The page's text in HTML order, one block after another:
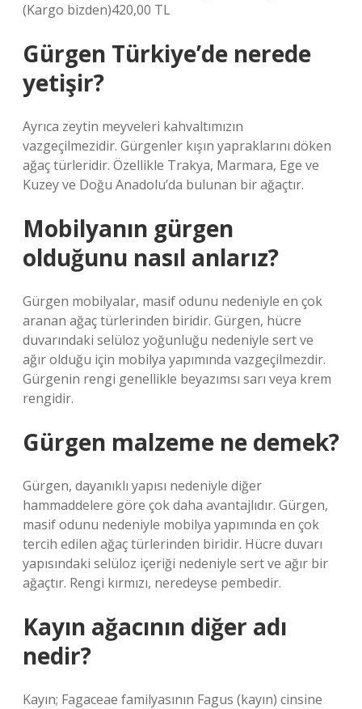
(Kargo bizden)420,00 TL
Gürgen Türkiye’de nerede
yetişir?
Ayrıca zeytin meyveleri kahvaltımızın
vazgeçilmezidir. Gürgenler kışın yapraklarını döken
ağaç türleridir. Özellikle Trakya, Marmara, Ege ve
Kuzey ve Doğu Anadolu’da bulunan bir ağaçtır.
Mobilyanın gürgen
olduğunu nasıl anlarız?
Gürgen mobilyalar, masif odunu nedeniyle en çok
aranan ağaç türlerinden biridir. Gürgen, hücre
duvarındaki selüloz yoğunluğu nedeniyle sert ve
ağır olduğu için mobilya yapımında vazgeçilmezdir.
Gürgenin rengi genellikle beyazımsı sarı veya krem ​​
rengidir.
Gürgen malzeme ne demek?
Gürgen, dayanıklı yapısı nedeniyle diğer
hammaddelere göre çok daha avantajlıdır. Gürgen,
masif odunu nedeniyle mobilya yapımında en çok
tercih edilen ağaç türlerinden biridir. Hücre duvarı
yapısındaki selüloz içeriği nedeniyle sert ve ağır bir
ağaçtır. Rengi kırmızı, neredeyse pembedir.
Kayın ağacının diğer adı
nedir?
Kayın; Fagaceae familyasının Fagus (kayın) cinsine